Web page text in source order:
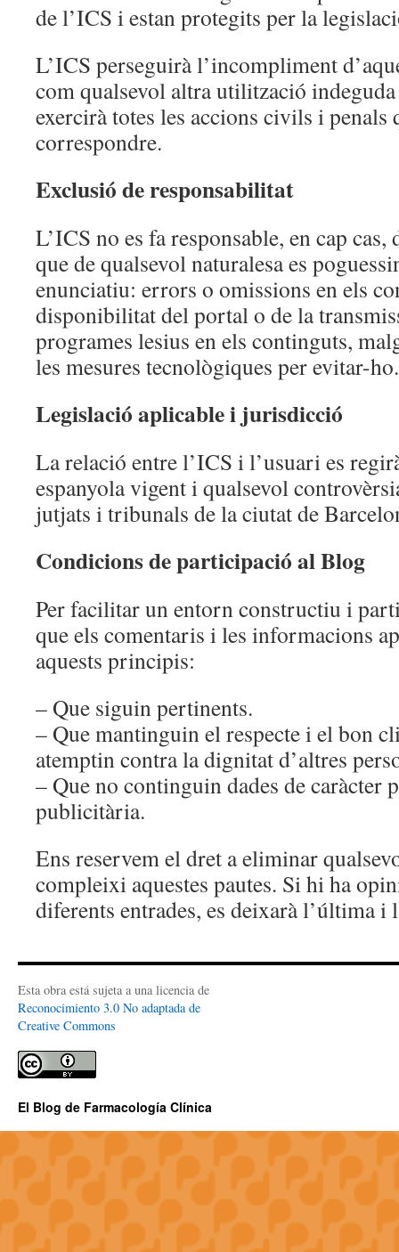
de l’ICS i estan protegits per la
L’ICS perseguirà l’incompliment
com qualsevol altra utilització
exercirà totes les accions civils i penals
correspondre.
Exclusió de responsabilitat
L’ICS no es fa responsable, en cap
que de qualsevol naturalesa es
enunciatiu: errors o omissions en els
disponibilitat del portal o de la
programes lesius en els continguts,
les mesures tecnològiques per evitar-ho.
Legislació aplicable i jurisdicció
La relació entre l’ICS i l’usuari es
espanyola vigent i qualsevol
jutjats i tribunals de la ciutat de
Condicions de participació al Blog
Per facilitar un entorn constructiu i
que els comentaris i les informacions
aquests principis:
– Que siguin pertinents.
– Que mantinguin el respecte i el bon
atemptin contra la dignitat d’altres
– Que no continguin dades de caràcter
publicitària.
Ens reservem el dret a eliminar
compleixi aquestes pautes. Si hi ha
diferents entrades, es deixarà l’última i
Esta obra está sujeta a una licencia de
Reconocimiento 3.0 No adaptada de
Creative Commons
El Blog de Farmacología Clínica